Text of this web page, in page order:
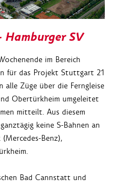
SV
im Bereich
für das Projekt Stuttgart 21
alle Züge über die Ferngleise
Obertürkheim umgeleitet
mitteilt. Aus diesem
keine S-Bahnen an
Benz),
Bad Cannstatt und